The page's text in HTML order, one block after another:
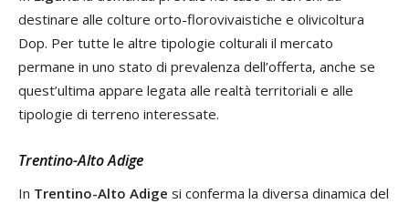
destinare alle colture orto-florovivaistiche e olivicoltura
Dop. Per tutte le altre tipologie colturali il mercato
permane in uno stato di prevalenza dell’offerta, anche se
quest’ultima appare legata alle realtà territoriali e alle
tipologie di terreno interessate.
Trentino-Alto Adige
In Trentino-Alto Adige si conferma la diversa dinamica del